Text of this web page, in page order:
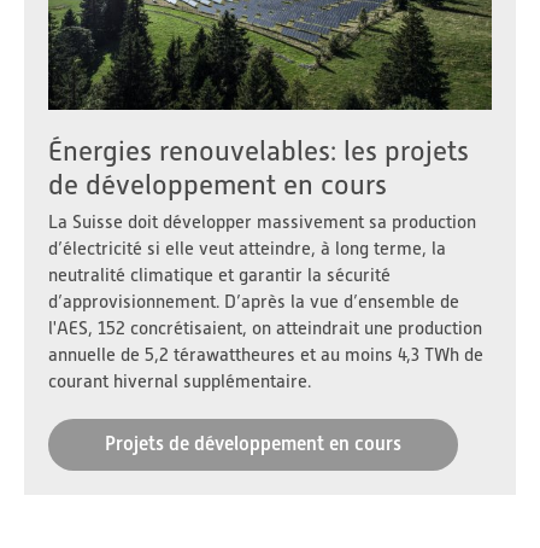
Énergies renouvelables: les projets
de développement en cours
La Suisse doit développer massivement sa production
d’électricité si elle veut atteindre, à long terme, la
neutralité climatique et garantir la sécurité
d’approvisionnement. D’après la vue d’ensemble de
l'AES, 152 concrétisaient, on atteindrait une production
annuelle de 5,2 térawattheures et au moins 4,3 TWh de
courant hivernal supplémentaire.
Projets de développement en cours